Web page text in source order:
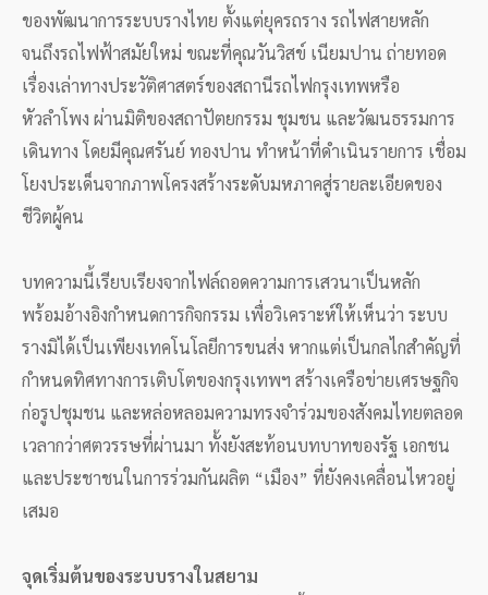
ของพัฒนาการระบบรางไทย ตั้งแต่ยุครถราง รถไฟสายหลัก
จนถึงรถไฟฟ้าสมัยใหม่ ขณะที่คุณวันวิสข์ เนียมปาน ถ่ายทอด
เรื่องเล่าทางประวัติศาสตร์ของสถานีรถไฟกรุงเทพหรือ
หัวลำโพง ผ่านมิติของสถาปัตยกรรม ชุมชน และวัฒนธรรมการ
เดินทาง โดยมีคุณศรันย์ ทองปาน ทำหน้าที่ดำเนินรายการ เชื่อม
โยงประเด็นจากภาพโครงสร้างระดับมหภาคสู่รายละเอียดของ
ชีวิตผู้คน
บทความนี้เรียบเรียงจากไฟล์ถอดความการเสวนาเป็นหลัก
พร้อมอ้างอิงกำหนดการกิจกรรม เพื่อวิเคราะห์ให้เห็นว่า ระบบ
รางมิได้เป็นเพียงเทคโนโลยีการขนส่ง หากแต่เป็นกลไกสำคัญที่
กำหนดทิศทางการเติบโตของกรุงเทพฯ สร้างเครือข่ายเศรษฐกิจ
ก่อรูปชุมชน และหล่อหลอมความทรงจำร่วมของสังคมไทยตลอด
เวลากว่าศตวรรษที่ผ่านมา ทั้งยังสะท้อนบทบาทของรัฐ เอกชน
และประชาชนในการร่วมกันผลิต “เมือง” ที่ยังคงเคลื่อนไหวอยู่
เสมอ
จุดเริ่มต้นของระบบรางในสยาม